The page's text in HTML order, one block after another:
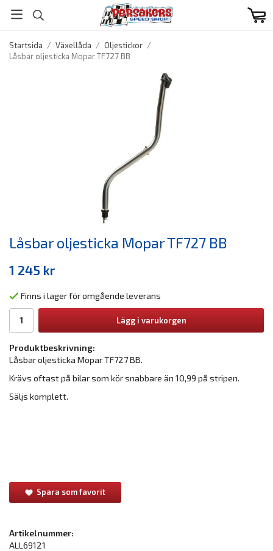
Startsida / Växellåda / Oljestickor /
Låsbar oljesticka Mopar TF727 BB
Låsbar oljesticka Mopar TF727 BB
1 245 kr
Finns i lager för omgående leverans
Lägg i varukorgen
Produktbeskrivning:
Låsbar oljesticka Mopar TF727 BB.
Krävs oftast på bilar som kör snabbare än 10,99 på stripen.
Säljs komplett.
Spara som favorit
Artikelnummer:
ALL69121